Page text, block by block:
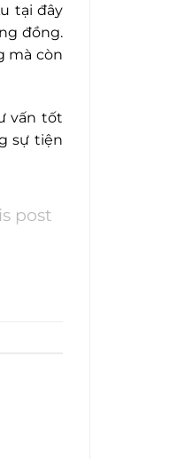
tại đây
đồng.
mà còn
vấn tốt
sự tiện
post